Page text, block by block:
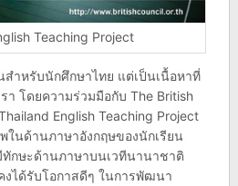
Teaching Project
สำหรับนักศึกษาไทย แต่เป็นเนื้อหาที่
า โดยความร่วมมือกับ The British
English Teaching Project
พในด้านภาษาอังกฤษของนักเรียน
กษะด้านภาษาบนเวทีนานาชาติ
งได้รับโอกาสดีๆ ในการพัฒนา